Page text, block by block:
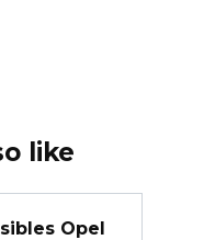
like
Opel